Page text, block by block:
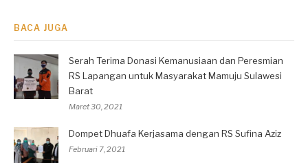
BACA JUGA
Serah Terima Donasi Kemanusiaan dan Peresmian
RS Lapangan untuk Masyarakat Mamuju Sulawesi
Barat
Maret 30, 2021
Dompet Dhuafa Kerjasama dengan RS Sufina Aziz
Februari 7, 2021